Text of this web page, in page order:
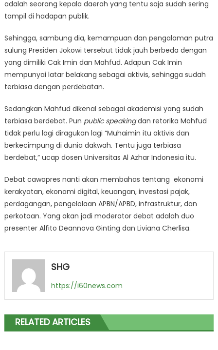
adalah seorang kepala daerah yang tentu saja sudah sering
tampil di hadapan publik.
Sehingga, sambung dia, kemampuan dan pengalaman putra
sulung Presiden Jokowi tersebut tidak jauh berbeda dengan
yang dimiliki Cak Imin dan Mahfud. Adapun Cak Imin
mempunyai latar belakang sebagai aktivis, sehingga sudah
terbiasa dengan perdebatan.
Sedangkan Mahfud dikenal sebagai akademisi yang sudah
terbiasa berdebat. Pun public speakingdan retorika Mahfud
tidak perlu lagi diragukan lagi “Muhaimin itu aktivis dan
berkecimpung di dunia dakwah. Tentu juga terbiasa
berdebat,” ucap dosen Universitas Al Azhar Indonesia itu.
Debat cawapres nanti akan membahas tentang ekonomi
kerakyatan, ekonomi digital, keuangan, investasi pajak,
perdagangan, pengelolaan APBN/APBD, infrastruktur, dan
perkotaan. Yang akan jadi moderator debat adalah duo
presenter Alfito Deannova Ginting dan Liviana Cherlisa.
SHG
https://i60news.com
RELATED ARTICLES